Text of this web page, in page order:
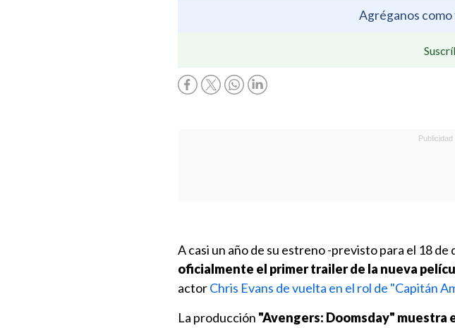
Agréganos
A casi un año de su estreno -previsto para el 18 de
oficialmente el primer trailer de la nueva
actorChris Evans de vuelta en el rol de "Capitán
La producción "Avengers: Doomsday" muestra